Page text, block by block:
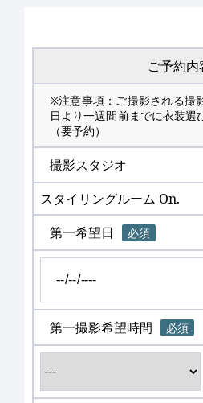
ご予約内
※注意事項：ご撮影される撮
日より一週間前までに衣装選
（要予約）
撮影スタジオ
スタイリングルーム On.
第一希望日
必須
第一撮影希望時間 必須